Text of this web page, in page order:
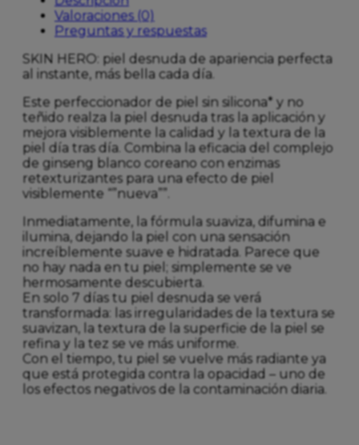
Valoraciones (0)
Preguntas y respuestas
SKIN HERO: piel desnuda de apariencia perfecta
al instante, más bella cada día.
Este perfeccionador de piel sin silicona* y no
teñido realza la piel desnuda tras la aplicación y
mejora visiblemente la calidad y la textura de la
piel día tras día. Combina la eficacia del complejo
de ginseng blanco coreano con enzimas
retexturizantes para una efecto de piel
visiblemente “”nueva””.
Inmediatamente, la fórmula suaviza, difumina e
ilumina, dejando la piel con una sensación
increíblemente suave e hidratada. Parece que
no hay nada en tu piel; simplemente se ve
hermosamente descubierta.
En solo 7 días tu piel desnuda se verá
transformada: las irregularidades de la textura se
suavizan, la textura de la superficie de la piel se
refina y la tez se ve más uniforme.
Con el tiempo, tu piel se vuelve más radiante ya
que está protegida contra la opacidad – uno de
los efectos negativos de la contaminación diaria.